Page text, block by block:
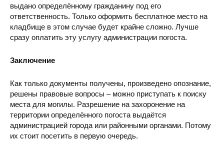
выдано определённому гражданину под его
ответственность. Только оформить бесплатное место на
кладбище в этом случае будет крайне сложно. Лучше
сразу оплатить эту услугу администрации погоста.
Заключение
Как только документы получены, произведено опознание,
решены правовые вопросы – можно приступать к поиску
места для могилы. Разрешение на захоронение на
территории определённого погоста выдаётся
администрацией города или районными органами. Потому
их стоит посетить в первую очередь.